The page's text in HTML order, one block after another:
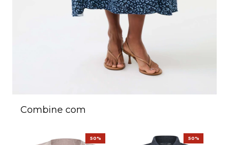
Combine com
50% 50%